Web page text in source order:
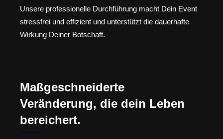
Unsere professionelle Durchführung macht Dein Event
stressfrei und effizient und unterstützt die dauerhafte
Wirkung Deiner Botschaft.
Maßgeschneiderte
Veränderung, die dein Leben
bereichert.